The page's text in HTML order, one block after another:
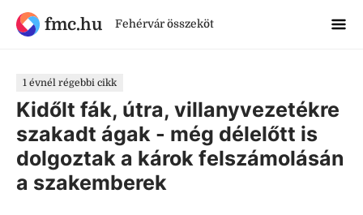
fmc.hu Fehérvár összeköt
1 évnél régebbi cikk
Kidőlt fák, útra, villanyvezetékre
szakadt ágak - még délelőtt is
dolgoztak a károk felszámolásán
a szakemberek